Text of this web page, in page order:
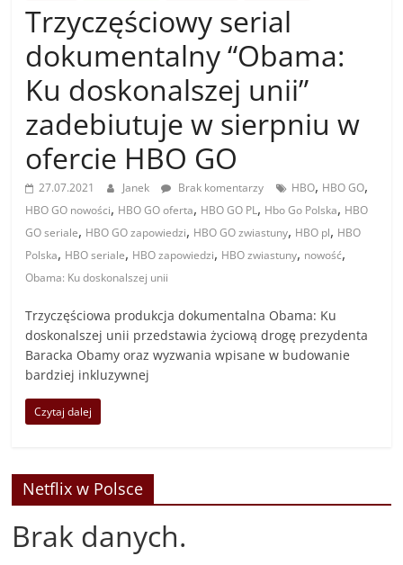
Trzyczęściowy serial
dokumentalny “Obama:
Ku doskonalszej unii”
zadebiutuje w sierpniu w
ofercie HBO GO
27.07.2021 Janek Brak komentarzy HBO, HBO GO,
HBO GO nowości, HBO GO oferta, HBO GO PL, Hbo Go Polska, HBO
GO seriale, HBO GO zapowiedzi, HBO GO zwiastuny, HBO pl, HBO
Polska, HBO seriale, HBO zapowiedzi, HBO zwiastuny, nowość,
Obama: Ku doskonalszej unii
Trzyczęściowa produkcja dokumentalna Obama: Ku
doskonalszej unii przedstawia życiową drogę prezydenta
Baracka Obamy oraz wyzwania wpisane w budowanie
bardziej inkluzywnej
Czytaj dalej
Netflix w Polsce
Brak danych.